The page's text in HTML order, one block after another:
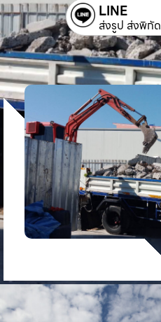
LINE
ส่งรูป ส่งพิกัด